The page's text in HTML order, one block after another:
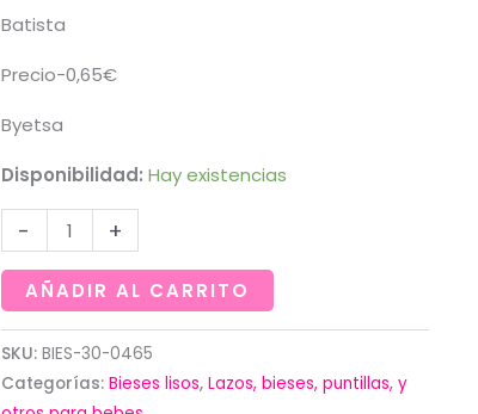
Batista
Precio-0,65€
Byetsa
Disponibilidad: Hay existencias
-
Cinta
de
bies
medio
de
+
AÑADIR AL CARRITO
SKU: BIES-30-0465
Categorías: Bieses lisos, Lazos, bieses, puntillas, y